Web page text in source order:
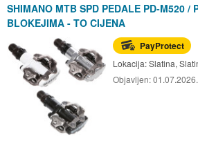
SHIMANO MTB SPD PEDALE PD-M520 /
BLOKEJIMA - TO CIJENA
PayProtect
Lokacija:Slatina,
Objavljen:01.07.2026.